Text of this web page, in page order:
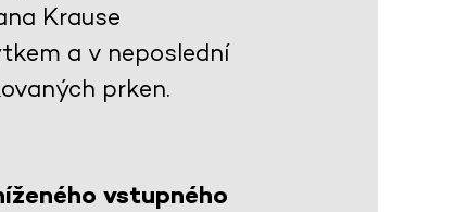
Krause
a v neposlední
prken.
vstupného